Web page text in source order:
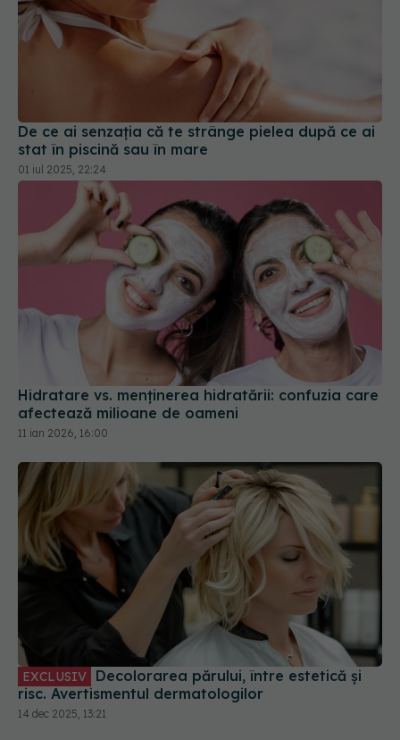
De ce ai senzația că te strânge pielea după ce ai
stat în piscină sau în mare
Hidratare vs. menținerea hidratării: confuzia care
afectează milioane de oameni
11 ian 2026, 16:00
Decolorarea părului, între estetică și
risc. Avertismentul dermatologilor
14 dec 2025, 13:21